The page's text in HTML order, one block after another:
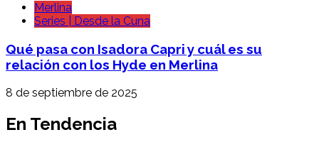
Merlina
Series | Desde la Cuna
Qué pasa con Isadora Capri y cuál es su
relación con los Hyde en Merlina
8 de septiembre de 2025
En Tendencia